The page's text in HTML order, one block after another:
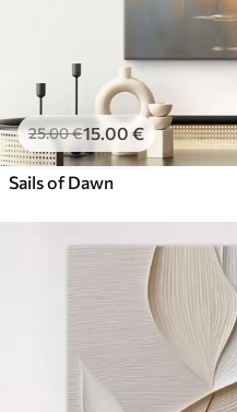
25.00€15.00 €
Sails of Dawn